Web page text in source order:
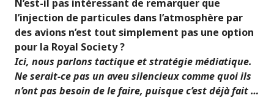
N’est-il pas intéressant de remarquer que
l’injection de particules dans l’atmosphère par
des avions n’est tout simplement pas une option
pour la Royal Society ?
Ici, nous parlons tactique et stratégie médiatique.
Ne serait-ce pas un aveu silencieux comme quoi ils
n’ont pas besoin de le faire, puisque c’est déjà fait …